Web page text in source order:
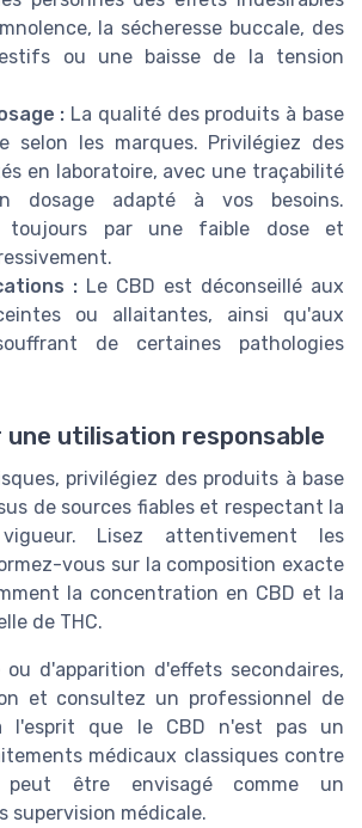
la sécheresse buccale, des
ou une baisse de la tension
: La qualité des produits à base
selon les marques. Privilégiez des
en laboratoire, avec une traçabilité
dosage adapté à vos besoins.
toujours par une faible dose et
: Le CBD est déconseillé aux
ou allaitantes, ainsi qu'aux
de certaines pathologies
une utilisation responsable
privilégiez des produits à base
de sources fiables et respectant la
Lisez attentivement les
vous sur la composition exacte
la concentration en CBD et la
de THC.
d'apparition d'effets secondaires,
et consultez un professionnel de
l'esprit que le CBD n'est pas un
médicaux classiques contre
peut être envisagé comme un
supervision médicale.